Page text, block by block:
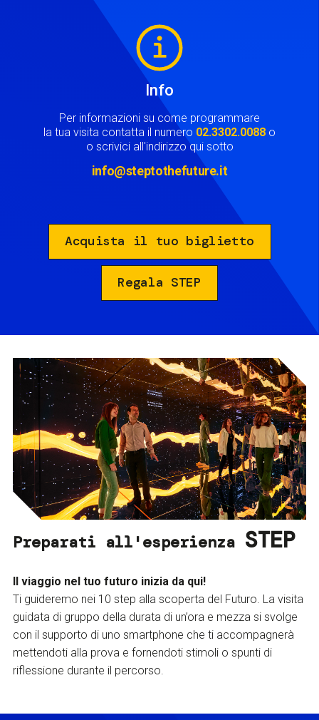
Info
Per informazioni su come programmare
la tua visita contatta il numero 02.3302.0088 o
o scrivici all'indirizzo qui sotto
info@steptothefuture.it
Acquista il tuo biglietto
Regala STEP
Preparati all'esperienza STEP
Il viaggio nel tuo futuro inizia da qui!
Ti guideremo nei 10 step alla scoperta del Futuro. La visita
guidata di gruppo della durata di un’ora e mezza si svolge
con il supporto di uno smartphone che ti accompagnerà
mettendoti alla prova e fornendoti stimoli o spunti di
riflessione durante il percorso.